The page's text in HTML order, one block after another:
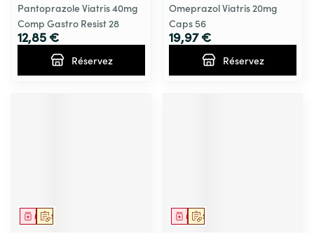
Pantoprazole Viatris 40mg
Comp Gastro Resist 28
12,85 €
Réservez
Omeprazol Viatris 20mg
Caps 56
19,97 €
Réservez
Sur prescription
Médicament Sur prescription
Médicament